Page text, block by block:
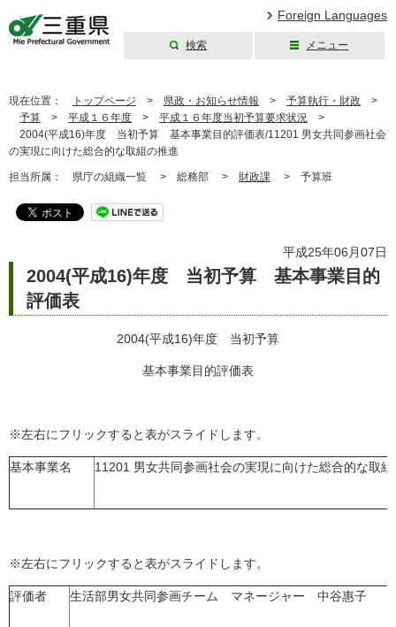
Foreign Languages
検索 メニュー
現在位置： トップページ > 県政・お知らせ情報 > 予算執行・財政 >
予算 > 平成１６年度 > 平成１６年度当初予算要求状況 >
2004(平成16)年度 当初予算 基本事業目的評価表/11201 男女共同参画社会
の実現に向けた総合的な取組の推進
担当所属： 県庁の組織一覧 > 総務部 > 財政課 > 予算班
平成25年06月07日
2004(平成16)年度 当初予算 基本事業目的
評価表
2004(平成16)年度 当初予算
基本事業目的評価表
※左右にフリックすると表がスライドします。
基本事業名 11201 男女共同参画社会の実現に向けた総合的な取
※左右にフリックすると表がスライドします。
評価者 生活部男女共同参画チーム マネージャー 中谷惠子